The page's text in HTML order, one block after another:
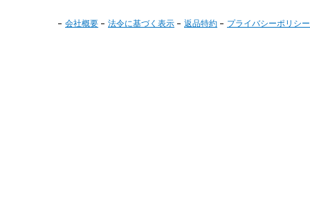
会社概要 法令に基づく表示 返品特約 プライバシーポリシー